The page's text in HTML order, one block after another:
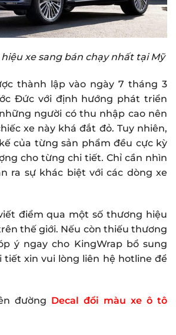
xe sang bán chạy nhất tại Mỹ
thành lập vào ngày 7 tháng 3
Đức với định hướng phát triển
người có thu nhập cao nên
xe này khá đắt đỏ. Tuy nhiên,
của từng sản phẩm đều cực kỳ
cho từng chi tiết. Chỉ cần nhìn
ra sự khác biệt với các dòng xe
điểm qua một số thương hiệu
thế giới. Nếu còn thiếu thương
ý ngay cho KingWrap bổ sung
tiết xin vui lòng liên hệ hotline để
đường Decal đổi màu xe ô tô